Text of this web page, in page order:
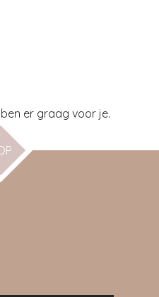
ben er graag voor je.